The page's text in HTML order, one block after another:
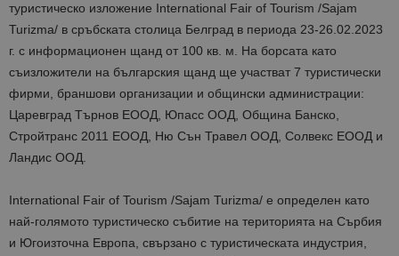
туристическо изложение International Fair of Tourism /Sajam
Turizma/ в сръбската столица Белград в периода 23-26.02.2023
г. с информационен щанд от 100 кв. м. На борсата като
съизложители на българския щанд ще участват 7 туристически
фирми, браншови организации и общински администрации:
Царевград Търнов ЕООД, Юпасс ООД, Община Банско,
Стройтранс 2011 ЕООД, Ню Сън Травел ООД, Солвекс ЕООД и
Ландис ООД.
International Fair of Tourism /Sajam Turizma/ е определен като
най-голямото туристическо събитие на територията на Сърбия
и Югоизточна Европа, свързано с туристическата индустрия,